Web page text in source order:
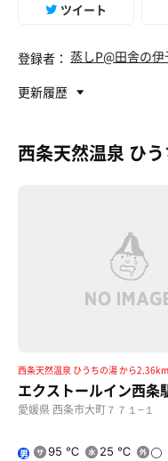
ツイート
登録者： 蒸しP@田舎の
更新履歴
西条天然温泉 ひ
西条天然温泉 ひうちの湯 から2.36km
エクストールイン西条
愛媛県 西条市大町７７１−１
男 95 ℃ 25 ℃